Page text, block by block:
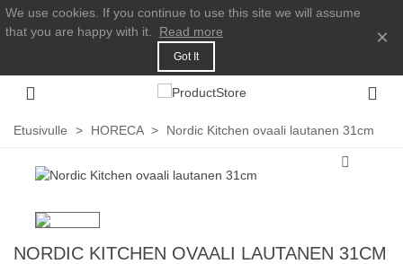
We use cookies. If you continue to use this site we will assume
that you are happy with it.
Read more
Got It
×
Etusivulle > HORECA > Nordic Kitchen ovaali lautanen 31cm
NORDIC KITCHEN OVAALI LAUTANEN 31CM